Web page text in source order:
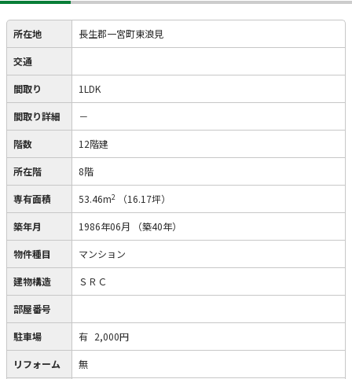
所在地 長生郡一宮町東浪見
交通
間取り 1LDK
間取り詳細 －
階数 12階建
所在階 8階
専有面積 53.46m2 （16.17坪）
築年月 1986年06月 （築40年）
物件種目 マンション
建物構造 ＳＲＣ
部屋番号
駐車場 有 2,000円
リフォーム 無